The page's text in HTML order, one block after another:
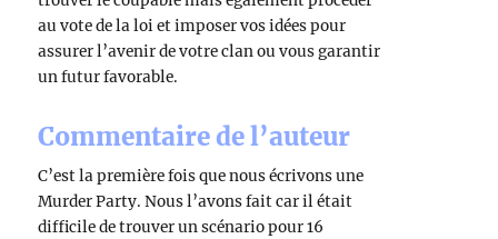
au vote de la loi et imposer vos idées pour
assurer l’avenir de votre clan ou vous garantir
un futur favorable.
Commentaire de l’auteur
C’est la première fois que nous écrivons une
Murder Party. Nous l’avons fait car il était
difficile de trouver un scénario pour 16